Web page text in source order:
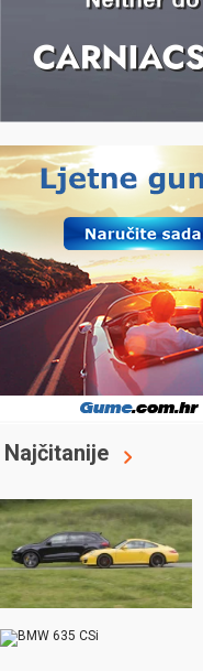
Najčitanije